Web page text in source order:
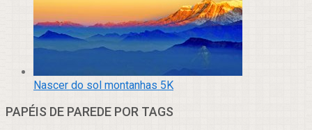
Nascer do sol montanhas 5K
PAPÉIS DE PAREDE POR TAGS